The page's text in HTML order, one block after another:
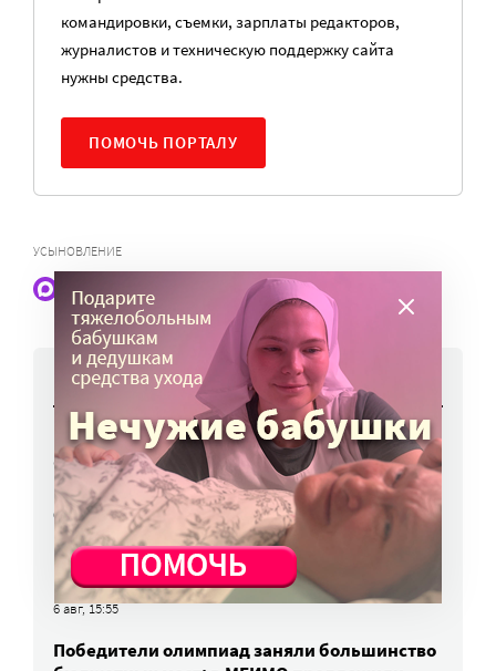
командировки, съемки, зарплаты редакторов,
журналистов и техническую поддержку сайта
нужны средства.
ПОМОЧЬ ПОРТАЛУ
УСЫНОВЛЕНИЕ
Наши статьи и новости в Max. Подпишитесь
НОВОСТИ
Работы фотографов портала
«Милосердие.ru» представят на выставке
в Переславле-Залесском
6 авг, 16:03
МЧС предупреждает москвичей о грозе
и буре
6 авг, 15:55
Победители олимпиад заняли большинство